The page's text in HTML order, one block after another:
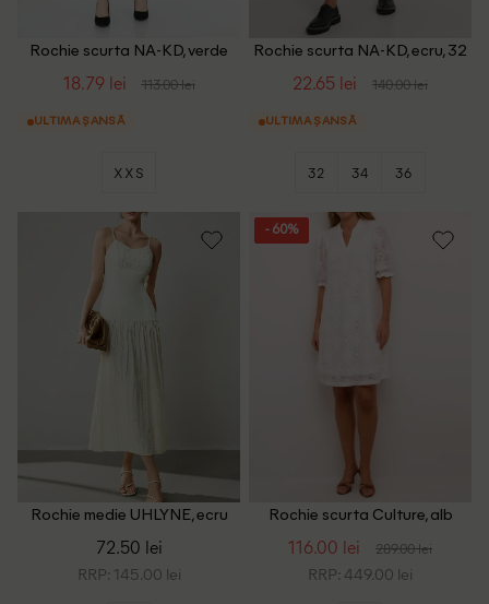
Rochie scurta NA-KD, verde
18.79 lei 113.00 lei
ULTIMA ȘANSĂ
XXS
Rochie scurta NA-KD, ecru, 32
22.65 lei 140.00 lei
ULTIMA ȘANSĂ
32 34 36
Rochie medie UHLYNE, ecru
72.50 lei
RRP: 145.00 lei
- 60%
Rochie scurta Culture, alb
116.00 lei 289.00 lei
RRP: 449.00 lei